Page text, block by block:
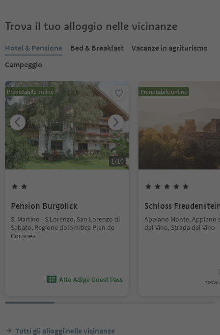
Trova il tuo alloggio nelle vicinanze
Hotel & Pensione Bed & Breakfast
Vacanze in agriturismo
Campeggio
Prenotabile online
1/10
Pension Burgblick
S. Martino - S.Lorenzo, San Lorenzo di
Sebato, Regione dolomitica Plan de
Corones
Alto Adige Guest Pass
Prenotabile online
Schloss
Appiano Monte, Appiano
del Vino, Strada del Vino
notte
Tutti gli alloggi nelle vicinanze